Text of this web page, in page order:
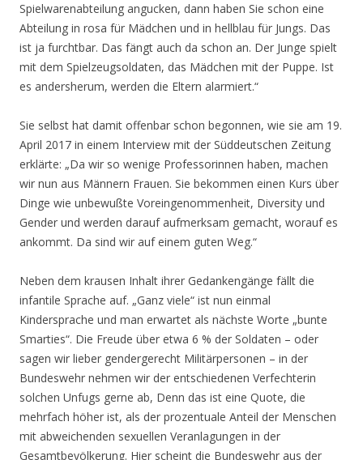
Spielwarenabteilung angucken, dann haben Sie schon eine
Abteilung in rosa für Mädchen und in hellblau für Jungs. Das
ist ja furchtbar. Das fängt auch da schon an. Der Junge spielt
mit dem Spielzeugsoldaten, das Mädchen mit der Puppe. Ist
es andersherum, werden die Eltern alarmiert.“
Sie selbst hat damit offenbar schon begonnen, wie sie am 19.
April 2017 in einem Interview mit der Süddeutschen Zeitung
erklärte: „Da wir so wenige Professorinnen haben, machen
wir nun aus Männern Frauen. Sie bekommen einen Kurs über
Dinge wie unbewußte Voreingenommenheit, Diversity und
Gender und werden darauf aufmerksam gemacht, worauf es
ankommt. Da sind wir auf einem guten Weg.“
Neben dem krausen Inhalt ihrer Gedankengänge fällt die
infantile Sprache auf. „Ganz viele“ ist nun einmal
Kindersprache und man erwartet als nächste Worte „bunte
Smarties“. Die Freude über etwa 6 % der Soldaten – oder
sagen wir lieber gendergerecht Militärpersonen – in der
Bundeswehr nehmen wir der entschiedenen Verfechterin
solchen Unfugs gerne ab, Denn das ist eine Quote, die
mehrfach höher ist, als der prozentuale Anteil der Menschen
mit abweichenden sexuellen Veranlagungen in der
Gesamtbevölkerung. Hier scheint die Bundeswehr aus der